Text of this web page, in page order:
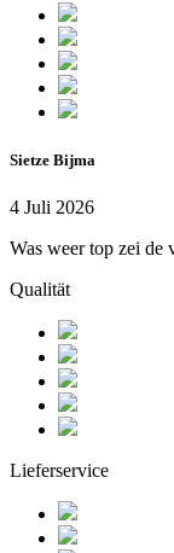
Sietze Bijma
4 Juli 2026
Was weer top zei de
Qualität
Lieferservice